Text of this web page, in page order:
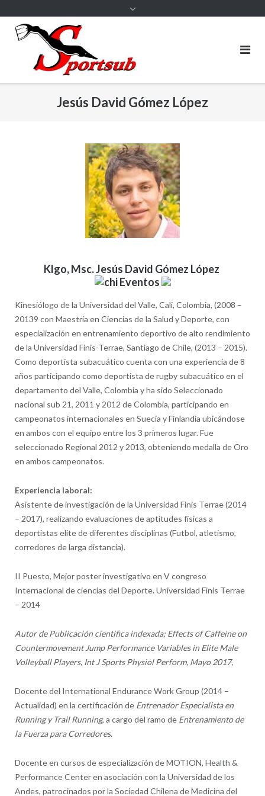
Jesús David Gómez López
Klgo, Msc. Jesús David Gómez López
Kinesiólogo de la Universidad del Valle, Cali, Colombia, (2008 –
20139 con Maestría en Ciencias de la Salud y Deporte, con
especialización en entrenamiento deportivo de alto rendimiento
de la Universidad Finis-Terrae, Santiago de Chile, (2013 – 2015).
Como deportista subacuático cuenta con una experiencia de 8
años participando como deportista de rugby subacuático en el
departamento del Valle, Colombia y ha sido Seleccionado
nacional sub 21, 2011 y 2012 de Colombia, participando en
campeonatos internacionales en Suecia y Finlandia ubicándose
en ambos con el equipo entre los 3 primeros lugar. Fue
seleccionado Regional 2012 y 2013, obteniendo medalla de Oro
en ambos campeonatos.
Experiencia laboral:
Asistente de investigación de la Universidad Finis Terrae (2014
– 2017), realizando evaluaciones de aptitudes físicas a
deportistas elite de diferentes disciplinas (Futbol, atletismo,
corredores de larga distancia).
II Puesto, Mejor poster investigativo en V congreso
Internacional de ciencias del Deporte.Universidad Finis Terrae
– 2014
Autor de Publicación cientifica indexada; Effects of Caffeine on
Countermovement Jump Performance Variables in Elite Male
Volleyball Players, Int J Sports Physiol Perform, Mayo 2017,
Docente del International Endurance Work Group (2014 –
Actualidad) en la certificación de Entrenador Especialista en
Running y Trail Running, a cargo del ramo de Entrenamiento de
la Fuerza para Corredores.
Docente en cursos de especialización de MOTION, Health &
Performance Center en asociación con la Universidad de los
Andes, patrocinados por la Sociedad Chilena de Medicina del